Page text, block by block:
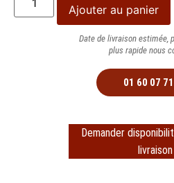
Ajouter au panier
Date de livraison estimée,
plus rapide nous
01 60 07
Demander
livraison